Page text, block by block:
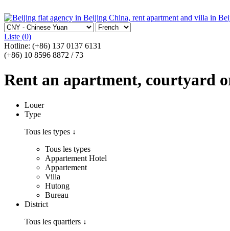
Liste (0)
Hotline: (+86) 137 0137 6131
(+86) 10 8596 8872 / 73
Rent an apartment, courtyard
Louer
Type
Tous les types ↓
Tous les types
Appartement Hotel
Appartement
Villa
Hutong
Bureau
District
Tous les quartiers ↓